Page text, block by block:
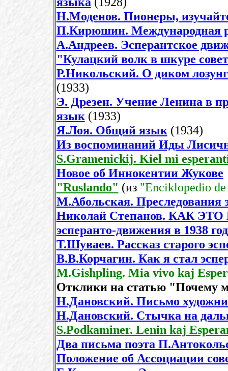
Н.Моденов. Пионеры,
П.Кирюшин. Международная
А.Андреев. Эсперантское
"Кулацкий волк в шкуре
Р.Никольский. О диком
(1933)
Э. Дрезен. Учение Ленина в
язык (1933)
Я.Лоя. Общий язык (1934)
Из воспоминаний Иды
S.Gramenickij. Kiel mi
Новое об Иннокентии Жукове
"Ruslando" (из "Enciklopedio
М.Абольская. Преследования
Николай Степанов. КАК ЭТО
эсперанто-движения в 1938
Т.Шуваев. Рассказ старого
В.В.Корчагин. Как я стал
M.Gishpling. Mia vivo kaj
Отклики на статью "Почему
Н.Дановский. Письмо
Н.Дановский. Стычка на
S.Podkaminer. Lenin kaj
Два письма поэта
Положение об Ассоциации